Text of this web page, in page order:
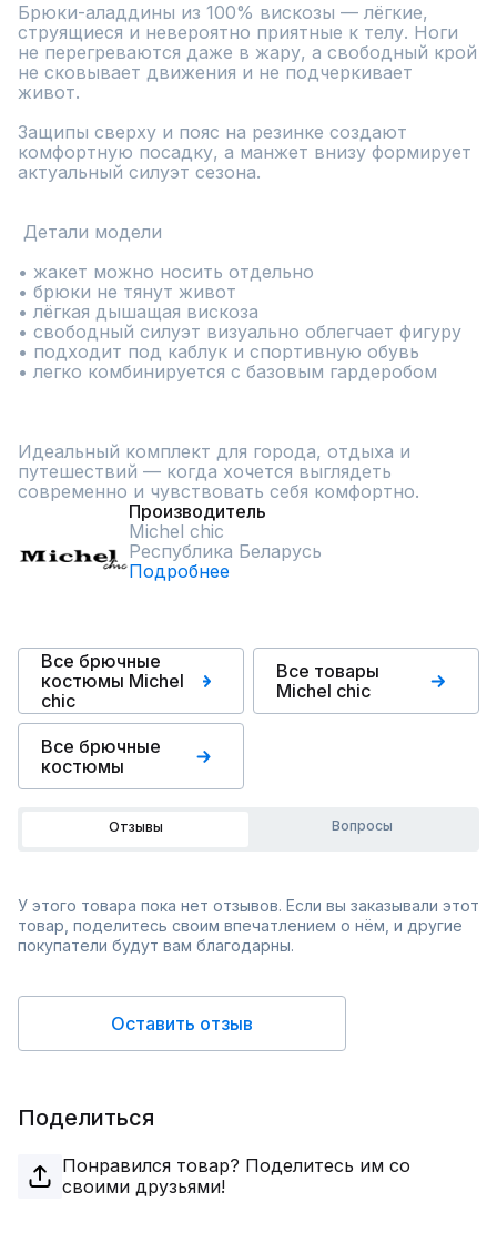
Брюки-аладдины из 100% вискозы — лёгкие,
струящиеся и невероятно приятные к телу. Ноги
не перегреваются даже в жару, а свободный крой
не сковывает движения и не подчеркивает
живот.
Защипы сверху и пояс на резинке создают
комфортную посадку, а манжет внизу формирует
актуальный силуэт сезона.
• жакет можно носить отдельно
• брюки не тянут живот
• лёгкая дышащая вискоза
• свободный силуэт визуально облегчает фигуру
• подходит под каблук и спортивную обувь
• легко комбинируется с базовым гардеробом
Идеальный комплект для города, отдыха и
путешествий — когда хочется выглядеть
современно и чувствовать себя комфортно.
Производитель
Michel chic
Республика Беларусь
Подробнее
Все брючные
костюмы Michel
chic
Все товары
Michel chic
Все брючные
костюмы
Отзывы Вопросы
У этого товара пока нет отзывов. Если вы заказывали этот
товар, поделитесь своим впечатлением о нём, и другие
покупатели будут вам благодарны.
Оставить отзыв
Поделиться
Понравился товар? Поделитесь им со
своими друзьями!